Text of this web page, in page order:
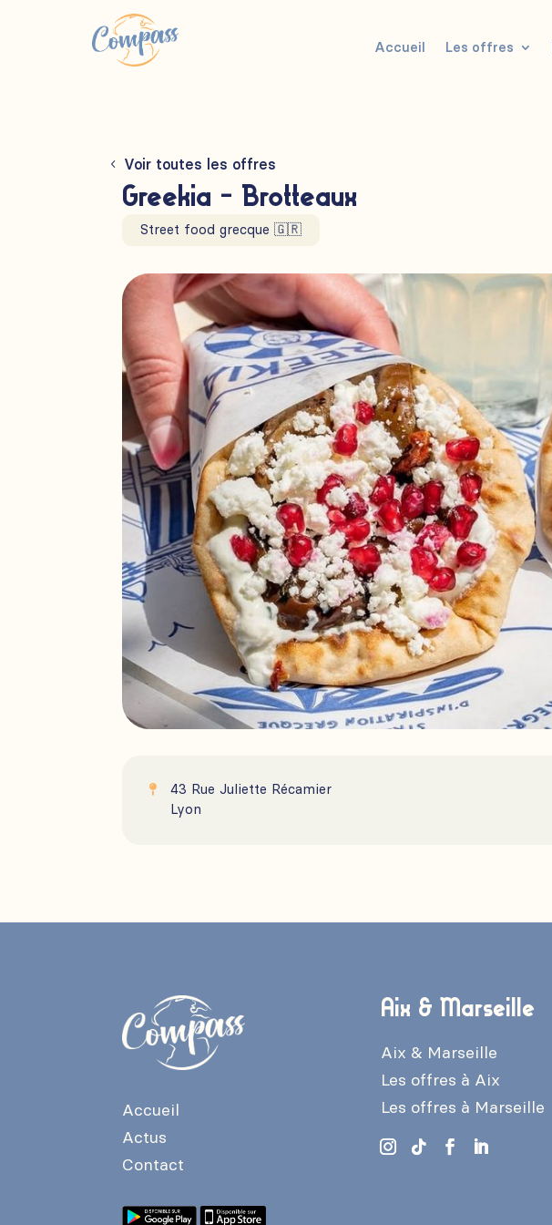
Accueil Les offres
Voir toutes les offres
Greekia - Brotteaux
Street food grecque 🇬🇷
 43 Rue Juliette Récamier
Lyon
Accueil
Actus
Contact
Aix & Marseille
Aix & Marseille
Les offres à Aix
Les offres à Marseille